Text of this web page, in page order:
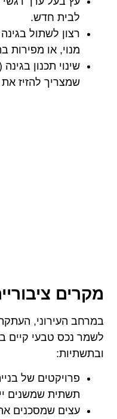
לבית חדש.
רצון לשתול
מנוי, או מפירות
שינוי תכנון
שמצריך להזיז
מקרים
במרחב העירוני,
לשמר נכס טבעי קיים
ובתשתיות:
פרויקטים של
תשתית שמשנים
עצים שמסכנים